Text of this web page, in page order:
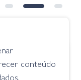
Watermelon
conteúdo